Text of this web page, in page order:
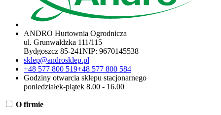
ANDRO Hurtownia Ogrodnicza
ul. Grunwaldzka 111/115
Bydgoszcz 85-241NIP: 9670145538
sklep@androsklep.pl
+48 577 800 519+48 577 800 584
Godziny otwarcia sklepu stacjonarnego
poniedziałek-piątek 8.00 - 16.00
O firmie